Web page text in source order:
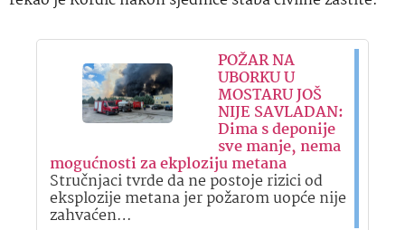
POŽAR NA
UBORKU U
MOSTARU JOŠ
NIJE SAVLADAN:
Dima s deponije
sve manje, nema
mogućnosti za ekploziju metana
Stručnjaci tvrde da ne postoje rizici od
eksplozije metana jer požarom uopće nije
zahvaćen…